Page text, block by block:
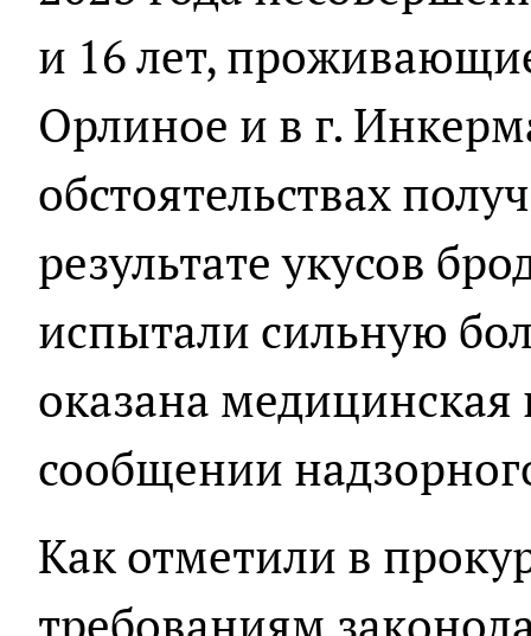
и 16 лет,
Орлиное и в г.
обстоятельствах
результате укусов
испытали сильную
оказана
сообщении
Как отметили в